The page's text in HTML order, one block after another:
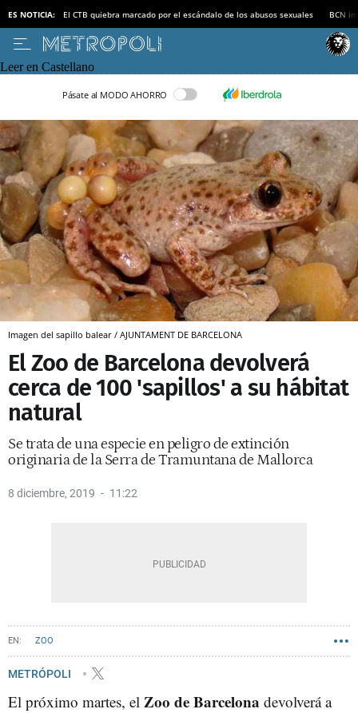
ES NOTICIA: El CTB quiebra marcado por el escándalo de los abusos sexuales BCN
Leer en Castellano
Pásate al MODO AHORRO
Imagen del sapillo balear / AJUNTAMENT DE BARCELONA
El Zoo de Barcelona devolverá
cerca de 100 'sapillos' a su hábitat
natural
Se trata de una especie en peligro de extinción
originaria de la Serra de Tramuntana de Mallorca
8 diciembre, 2019 11:22
ZOO
METRÓPOLI
El próximo martes, el Zoo de Barcelona devolverá a